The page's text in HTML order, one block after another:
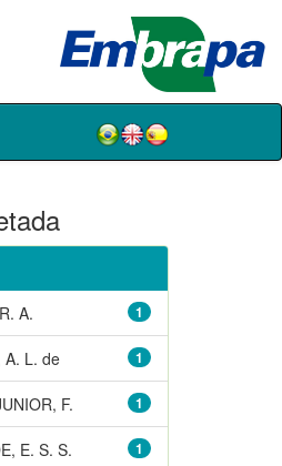
1
A.
1
A. L. de
1
F.
1
E. S. S.